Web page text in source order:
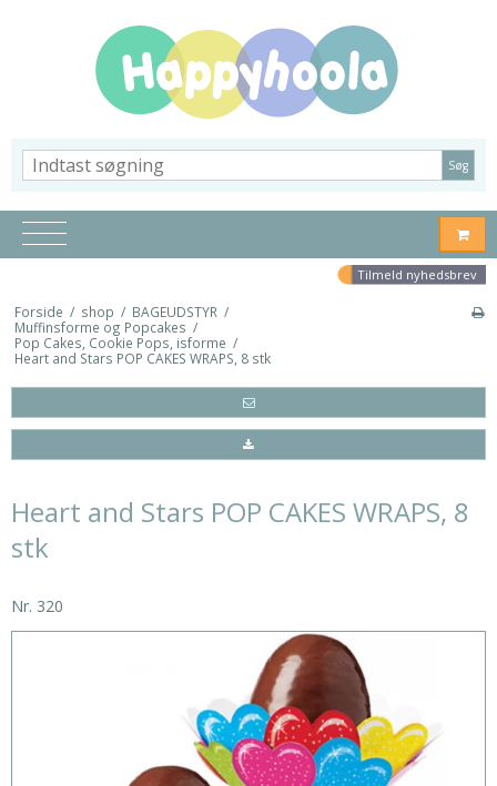
Søg
Tilmeld nyhedsbrev
Forside / shop / BAGEUDSTYR /
Muffinsforme og Popcakes /
Pop Cakes, Cookie Pops, isforme /
Heart and Stars POP CAKES WRAPS, 8 stk
Heart and Stars POP CAKES WRAPS, 8
stk
Nr. 320